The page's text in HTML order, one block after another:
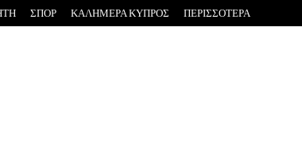
ΣΠΟΡ ΚΑΛΗΜΕΡΑ ΚΥΠΡΟΣ ΠΕΡΙΣΣΟΤΕΡΑ